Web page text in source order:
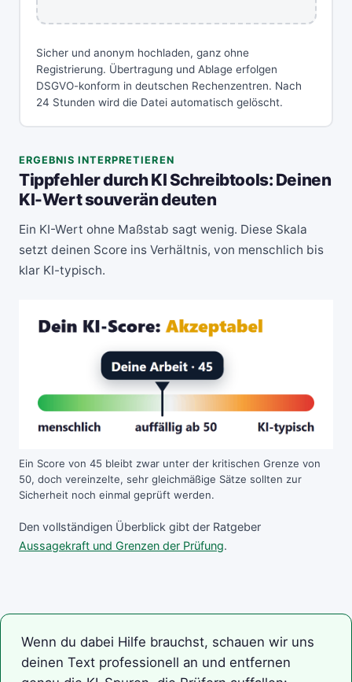
Sicher und anonym hochladen, ganz ohne
Registrierung. Übertragung und Ablage erfolgen
DSGVO-konform in deutschen Rechenzentren. Nach
24 Stunden wird die Datei automatisch gelöscht.
ERGEBNIS INTERPRETIEREN
Tippfehler durch KI Schreibtools: Deinen
KI-Wert souverän deuten
Ein KI-Wert ohne Maßstab sagt wenig. Diese Skala
setzt deinen Score ins Verhältnis, von menschlich bis
klar KI-typisch.
Ein Score von 45 bleibt zwar unter der kritischen Grenze von
50, doch vereinzelte, sehr gleichmäßige Sätze sollten zur
Sicherheit noch einmal geprüft werden.
Den vollständigen Überblick gibt der Ratgeber
Aussagekraft und Grenzen der Prüfung.
Wenn du dabei Hilfe brauchst, schauen wir uns
deinen Text professionell an und entfernen